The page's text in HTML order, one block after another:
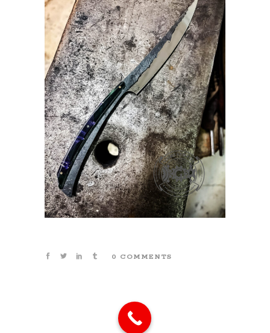
0 COMMENTS